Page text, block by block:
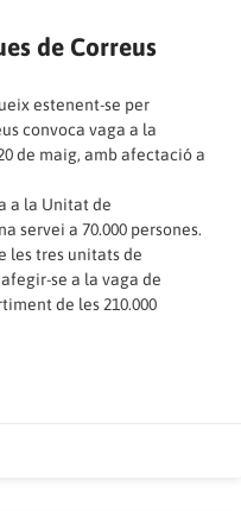
de Correus
estenent-se per
convoca vaga a la
de maig, amb afectació a
a la Unitat de
servei a 70.000 persones.
les tres unitats de
se a la vaga de
de les 210.000